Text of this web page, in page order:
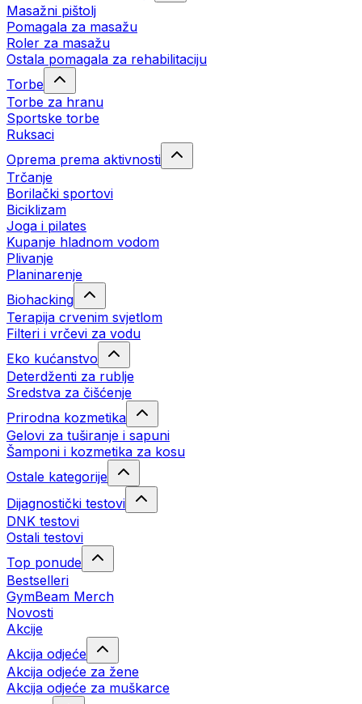
Masažni pištolj
Pomagala za masažu
Roler za masažu
Ostala pomagala za rehabilitaciju
Torbe
Torbe za hranu
Sportske torbe
Ruksaci
Oprema prema aktivnosti
Trčanje
Borilački sportovi
Biciklizam
Joga i pilates
Kupanje hladnom vodom
Plivanje
Planinarenje
Biohacking
Terapija crvenim svjetlom
Filteri i vrčevi za vodu
Eko kućanstvo
Deterdženti za rublje
Sredstva za čišćenje
Prirodna kozmetika
Gelovi za tuširanje i sapuni
Šamponi i kozmetika za kosu
Ostale kategorije
Dijagnostički testovi
DNK testovi
Ostali testovi
Top ponude
Bestselleri
GymBeam Merch
Novosti
Akcije
Akcija odjeće
Akcija odjeće za žene
Akcija odjeće za muškarce